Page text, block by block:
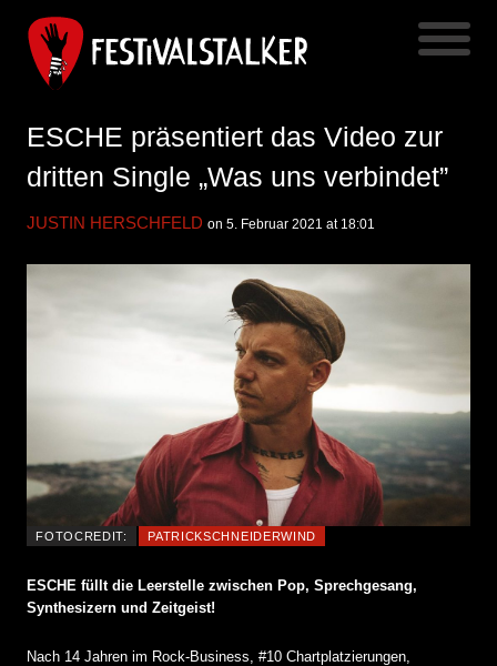
ESCHE präsentiert das Video zur
dritten Single „Was uns verbindet”
JUSTIN HERSCHFELD on 5. Februar 2021 at 18:01
FOTOCREDIT: PATRICKSCHNEIDERWIND
ESCHE füllt die Leerstelle zwischen Pop, Sprechgesang,
Synthesizern und Zeitgeist!
Nach 14 Jahren im Rock-Business, #10 Chartplatzierungen,